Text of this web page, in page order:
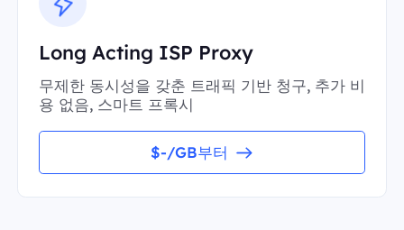
Long Acting ISP Proxy
무제한 동시성을 갖춘 트래픽 기반 청구, 추가 비
용 없음, 스마트 프록시
$-/GB부터